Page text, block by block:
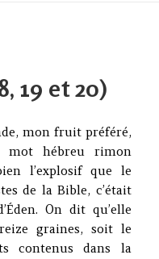
19 et 20)
mon fruit préféré,
mot hébreu rimon
l’explosif que le
de la Bible, c’était
On dit qu’elle
graines, soit le
contenus dans la